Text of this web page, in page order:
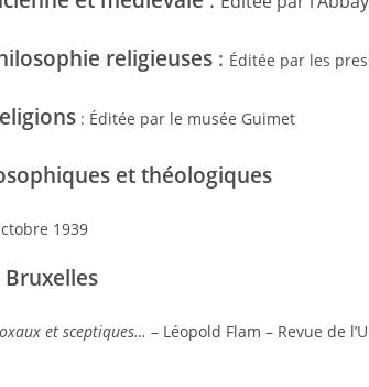
religieuses : Éditée par les
: Éditée par le musée Guimet
et théologiques
1939
Bruxelles
et sceptiques… – Léopold Flam – Revue de